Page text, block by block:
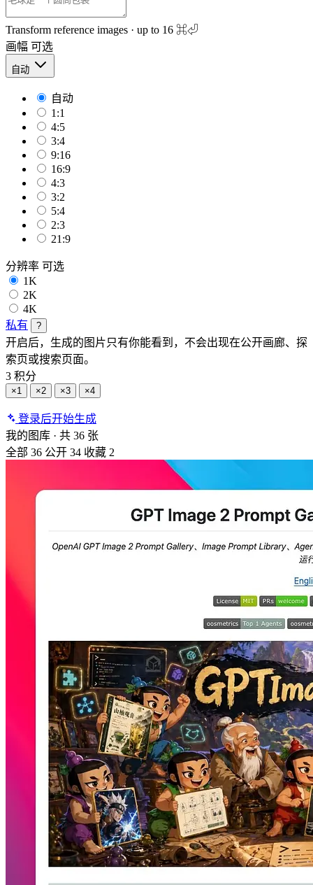
Transform reference images · up to 16 ⌘⏎
画幅 可选
自动
自动
1:1
4:5
3:4
9:16
16:9
4:3
3:2
5:4
2:3
21:9
分辨率 可选
1K
2K
4K
私有
?
开启后，生成的图片只有你能看到，不会出现在公开画廊、探
索页或搜索页面。
3 积分
×1 ×2 ×3 ×4
登录后开始生成
我的图库 · 共 36 张
全部 36 公开 34 收藏 2